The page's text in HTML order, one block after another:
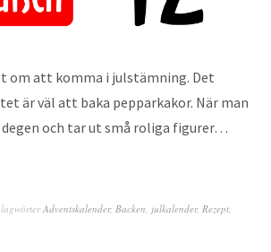
om att komma i julstämning. Det
är väl att baka pepparkakor. När man
och tar ut små roliga figurer…
Adventskalender, Backen julkalender, Rezept